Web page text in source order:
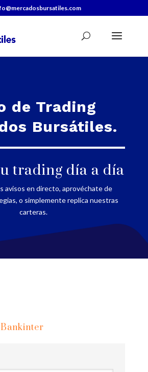
de Trading
Bursátiles.
trading día a día
avisos en directo, aprovéchate de
o simplemente replica nuestras
carteras.
Bankinter